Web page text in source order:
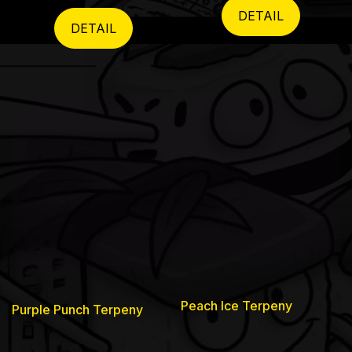
hvězdiček.
DETAIL
DETAIL
Purple Punch Terpeny Peach Ice Terpeny